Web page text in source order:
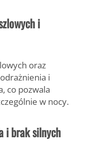
i
oraz
i
co pozwala
w nocy.
i brak silnych